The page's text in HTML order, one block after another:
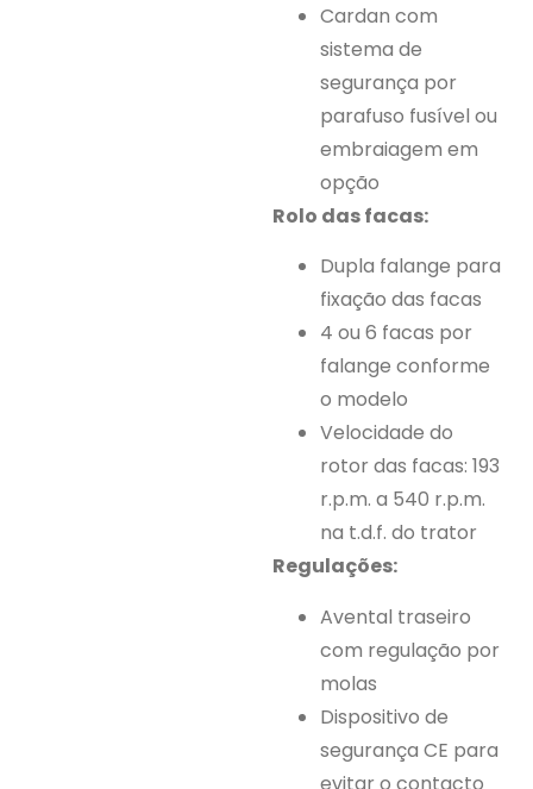
Cardan com
sistema de
segurança por
parafuso fusível ou
embraiagem em
opção
Rolo das facas:
Dupla falange para
fixação das facas
4 ou 6 facas por
falange conforme
o modelo
Velocidade do
rotor das facas: 193
r.p.m. a 540 r.p.m.
na t.d.f. do trator
Regulações:
Avental traseiro
com regulação por
molas
Dispositivo de
segurança CE para
evitar o contacto